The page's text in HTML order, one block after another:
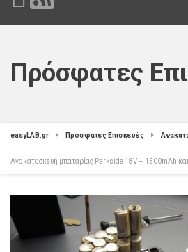
Πρόσφατες
easyLAB.gr Πρόσφατες Επισκευές
Ανακατασκευή μπαταρίας Parkside 18V – 1500mAh